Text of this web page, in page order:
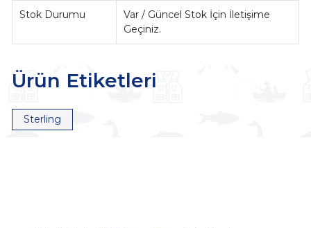
Stok Durumu
Var / Güncel Stok İçin İletişime
Geçiniz.
Ürün Etiketleri
Sterling